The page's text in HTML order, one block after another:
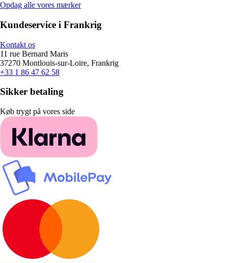
Opdag alle vores mærker
Kundeservice i Frankrig
Kontakt os
11 rue Bernard Maris
37270 Montlouis-sur-Loire, Frankrig
+33 1 86 47 62 58
Sikker betaling
Køb trygt på vores side